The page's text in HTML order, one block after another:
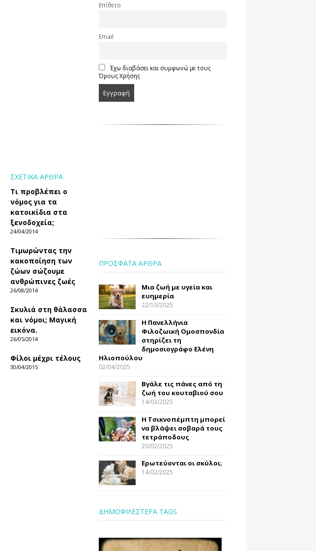
ΣΧΕΤΙΚΑ ΑΡΘΡΑ
Τι προβλέπει ο
νόμος για τα
κατοικίδια στα
ξενοδοχεία;
24/04/2014
Τιμωρώντας την
κακοποίηση των
ζώων σώζουμε
ανθρώπινες ζωές
26/08/2014
Σκυλιά στη θάλασσα
και νόμοι; Μαγική
εικόνα.
26/05/2014
Φίλοι μέχρι τέλους
30/04/2015
Επίθετο
Email
Έχω διαβάσει και συμφωνώ με τους
Όρους Χρήσης
ΠΡΟΣΦΑΤΑ ΑΡΘΡΑ
Μια ζωή με υγεία και
ευημερία
22/10/2025
Η Πανελλήνια
Φιλοζωική Ομοσπονδία
στηρίζει τη
δημοσιογράφο Ελένη
Ηλιοπούλου
02/04/2025
Βγάλε τις πάνες από τη
ζωή του κουταβιού σου
14/03/2025
Η Τσικνοπέμπτη μπορεί
να βλάψει σοβαρά τους
τετράποδους
20/02/2025
Ερωτεύονται οι σκύλοι;
14/02/2025
ΔΗΜΟΦΙΛΕΣΤΕΡΑ TAGS